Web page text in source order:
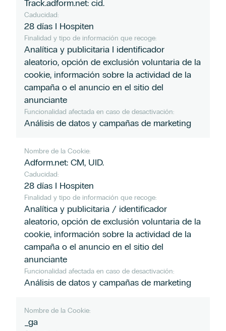
Track.adform.net: cid.
Caducidad:
28 días I Hospiten
Finalidad y tipo de información que recoge:
Analítica y publicitaria I identificador
aleatorio, opción de exclusión voluntaria de la
cookie, información sobre la actividad de la
campaña o el anuncio en el sitio del
anunciante
Funcionalidad afectada en caso de desactivación:
Análisis de datos y campañas de marketing
Nombre de la Cookie:
Adform.net: CM, UID.
Caducidad:
28 días I Hospiten
Finalidad y tipo de información que recoge:
Analítica y publicitaria / identificador
aleatorio, opción de exclusión voluntaria de la
cookie, información sobre la actividad de la
campaña o el anuncio en el sitio del
anunciante
Funcionalidad afectada en caso de desactivación:
Análisis de datos y campañas de marketing
Nombre de la Cookie:
_ga